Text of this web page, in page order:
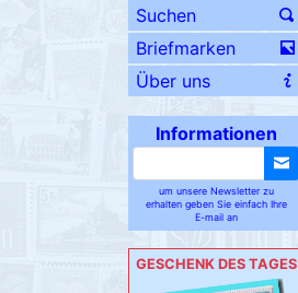
Suchen
Briefmarken
Über uns
Informationen
um unsere Newsletter zu
erhalten geben Sie einfach Ihre
E-mail an
GESCHENK DES TAGES